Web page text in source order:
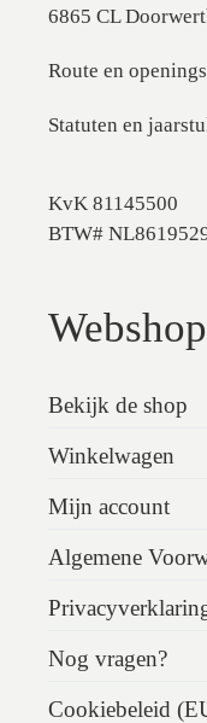
6865 CL
Route en
Statuten en
KvK 81145500
BTW#
Webshop
Bekijk de shop
Winkelwagen
Mijn account
Algemene
Nog vragen?
Cookiebeleid